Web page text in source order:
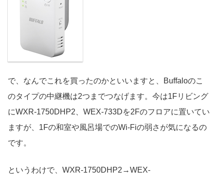
で、なんでこれを買ったのかといいますと、Buffaloのこ
のタイプの中継機は2つまでつなげます。今は1Fリビング
にWXR-1750DHP2、WEX-733Dを2Fのフロアに置いてい
ますが、1Fの和室や風呂場でのWi-Fiの弱さが気になるの
です。
というわけで、WXR-1750DHP2→WEX-